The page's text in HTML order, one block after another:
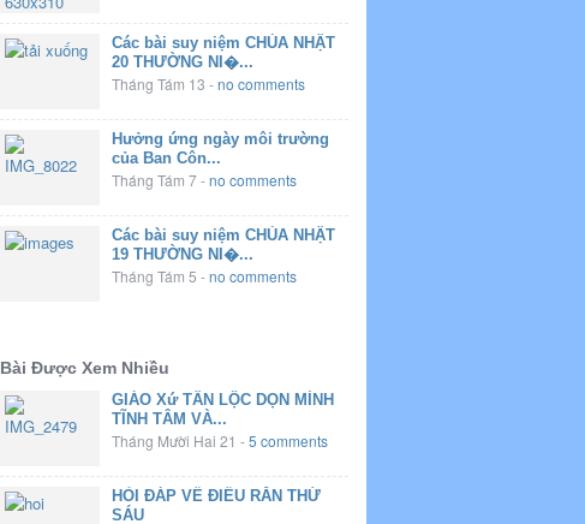
Các bài suy niệm CHÚA NHẬT
20 THƯỜNG NI�...
Tháng Tám 13 -no comments
Hưởng ứng ngày môi trường
của Ban Côn...
Tháng Tám 7-no comments
Các bài suy niệm CHÚA NHẬT
19 THƯỜNG NI�...
Tháng Tám 5 -no comments
Bài Được Xem Nhiều
GIÁO Xứ TÂN LỘC DỌN MÌNH
TĨNH TÂM VÀ...
Tháng Mười Hai 21 -5 comments
HỎI ĐÁP VỀ ĐIỀU RĂN THỨ
SÁU